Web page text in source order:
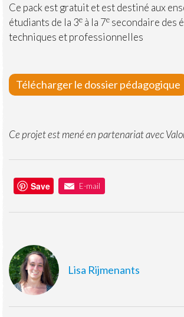
Lisa Rijmenants
Ce pack est gratuit et est destiné aux
étudiants de la 3e à la 7e secondaire des
techniques et professionnelles
Télécharger le dossier pédagogique
Ce projet est mené en partenariat avec
Save E-mail